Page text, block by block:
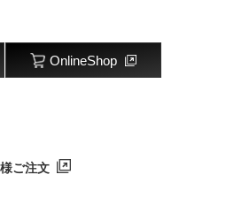
OnlineShop
ご注文